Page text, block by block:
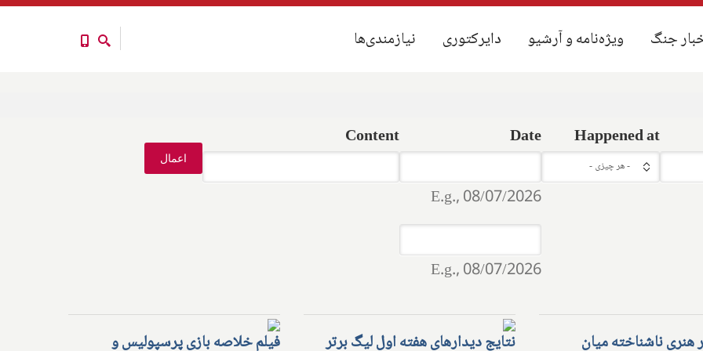
نیازمندی‌ها دایرکتوری ویژه‌نامه و آرشیو جنگ نیازمندی‌ها دایرکتوری ویژه‌نامه و آرشیو جنگ
Happened at
- هر چیزی -
Date
E.g., 08/07/2026
E.g., 08/07/2026
Content
فیلم خلاصه بازی پرسپولیس و
نتایج دیدارهای هفته اول لیگ برتر
هنری ناشناخته میان